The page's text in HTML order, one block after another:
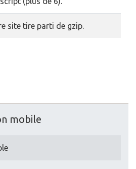
site tire parti de gzip.
mobile